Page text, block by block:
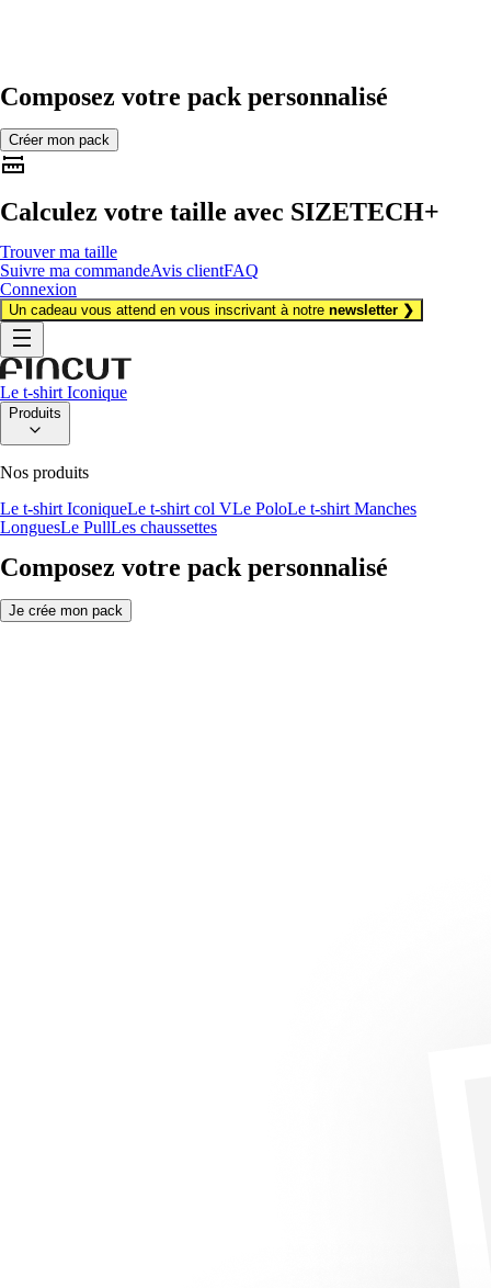
Composez votre pack personnalisé
Créer mon pack
Calculez votre taille avec SIZETECH+
Trouver ma taille
Suivre ma commandeAvis clientFAQ
Connexion
Un cadeau vous attend en vous inscrivant à notre newsletter ❯
Le t-shirt Iconique
Produits
Nos produits
Le t-shirt IconiqueLe t-shirt col VLe PoloLe t-shirt Manches
LonguesLe PullLes chaussettes
Composez votre pack personnalisé
Je crée mon pack